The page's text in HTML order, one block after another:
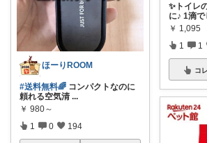
ほーりROOM
#送料無料🌈 コンパクトなのに
頼れる空気清 ...
￥ 980～
1 0 194
✨トイレ
に♪ 1滴で
￥ 1,095
1 1
コレ